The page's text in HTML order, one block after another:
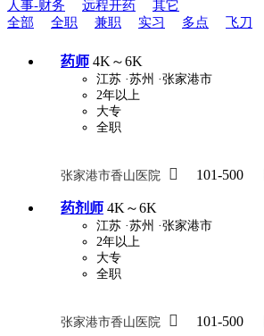
五险 住房公积金
全勤奖
法定节假日三薪
8小时工作制 周末双休
安排进修
关怀与福利
定期团建 节日福利
人事-财务
远程开药
其它
全部
全职 兼职 实习 多点 飞刀
药师 4K～6K
江苏 ·苏州 ·张家港市
2年以上
大专
全职
张家港市香山医院  101-500
药剂师 4K～6K
江苏 ·苏州 ·张家港市
2年以上
大专
全职
张家港市香山医院  101-500